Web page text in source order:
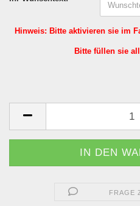
Hinweis: Bitte aktivieren sie im
Bitte füllen sie
FRAGE